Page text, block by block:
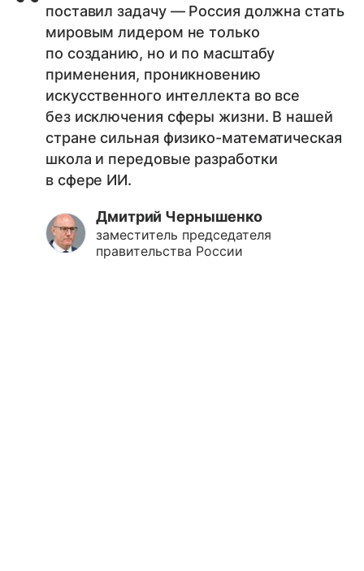
поставил задачу — Россия должна стать
мировым лидером не только
по созданию, но и по масштабу
применения, проникновению
искусственного интеллекта во все
без исключения сферы жизни. В нашей
стране сильная физико-математическая
школа и передовые разработки
в сфере ИИ.
Дмитрий Чернышенко
заместитель председателя
правительства России